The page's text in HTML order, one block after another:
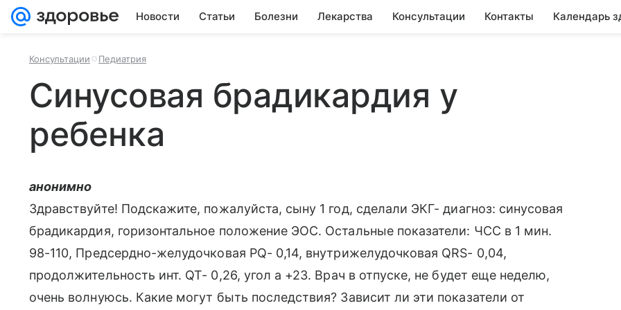
Новости Статьи Болезни Лекарства Консультации Контакты Календарь
Консультации Педиатрия
Синусовая брадикардия у
ребенка
анонимно
Здравствуйте! Подскажите, пожалуйста, сыну 1 год, сделали ЭКГ- диагноз: синусовая
брадикардия, горизонтальное положение ЭОС. Остальные показатели: ЧСС в 1 мин.
98-110, Предсердно-желудочковая PQ- 0,14, внутрижелудочковая QRS- 0,04,
продолжительность инт. QT- 0,26, угол а +23. Врач в отпуске, не будет еще неделю,
очень волнуюсь. Какие могут быть последствия? Зависит ли эти показатели от